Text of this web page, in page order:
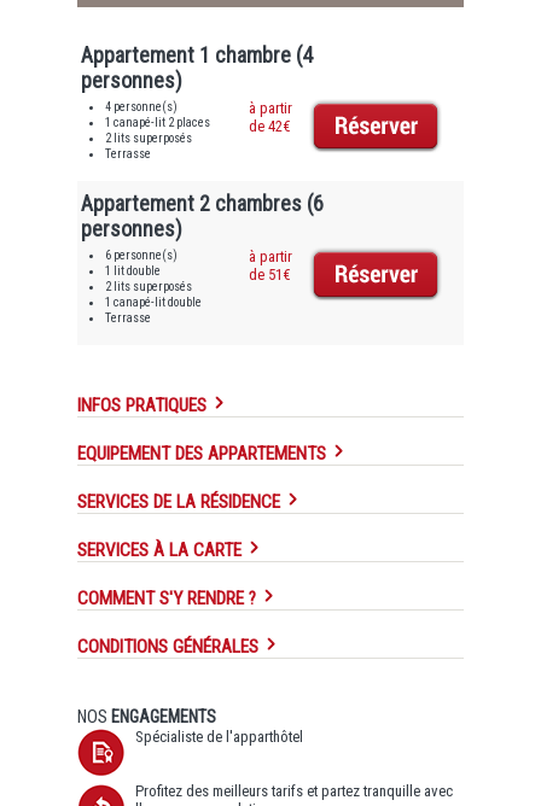
Appartement 1 chambre (4
personnes)
4 personne(s)
1 canapé-lit 2 places
2 lits superposés
Terrasse
à partir
de 42€
Appartement 2 chambres (6
personnes)
6 personne(s)
1 lit double
2 lits superposés
1 canapé-lit double
Terrasse
à partir
de 51€
INFOS PRATIQUES
EQUIPEMENT DES APPARTEMENTS
SERVICES DE LA RÉSIDENCE
SERVICES À LA CARTE
COMMENT S'Y RENDRE ?
CONDITIONS GÉNÉRALES
NOS ENGAGEMENTS
Spécialiste de l'apparthôtel
Profitez des meilleurs tarifs et partez tranquille avec